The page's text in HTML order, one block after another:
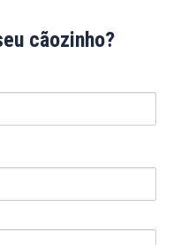
cãozinho?